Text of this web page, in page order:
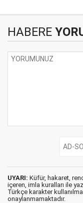
HABERE
UYARI: Küfür, hakaret,
içeren, imla kuralları ile
Türkçe karakter
onaylanmamaktadır.